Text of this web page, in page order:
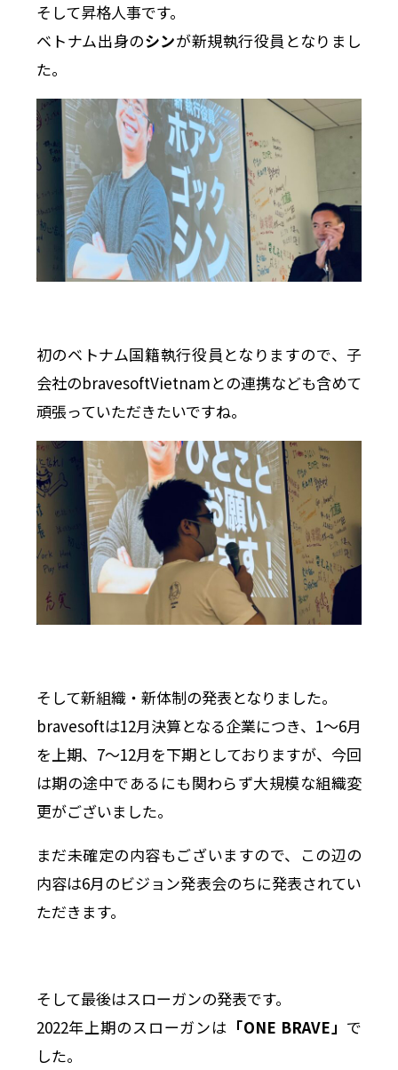
そして昇格人事です。
ベトナム出身のシンが新規執行役員となりまし
た。
初のベトナム国籍執行役員となりますので、子
会社のbravesoftVietnamとの連携なども含めて
頑張っていただきたいですね。
そして新組織・新体制の発表となりました。
bravesoftは12月決算となる企業につき、1〜6月
を上期、7〜12月を下期としておりますが、今回
は期の途中であるにも関わらず大規模な組織変
更がございました。
まだ未確定の内容もございますので、この辺の
内容は6月のビジョン発表会のちに発表されてい
ただきます。
そして最後はスローガンの発表です。
2022年上期のスローガンは 「ONE BRAVE」 で
した。